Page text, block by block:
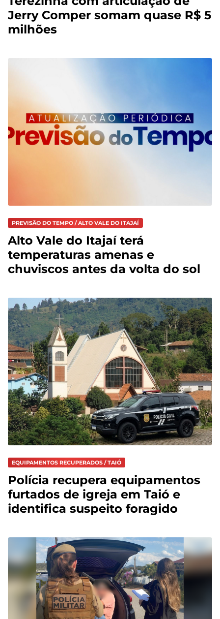
Jerry Comper somam quase R$ 5
milhões
PREVISÃO DO TEMPO / ALTO VALE DO ITAJAÍ
Alto Vale do Itajaí terá
temperaturas amenas e
chuviscos antes da volta do sol
EQUIPAMENTOS RECUPERADOS / TAIÓ
Polícia recupera equipamentos
furtados de igreja em Taió e
identifica suspeito foragido